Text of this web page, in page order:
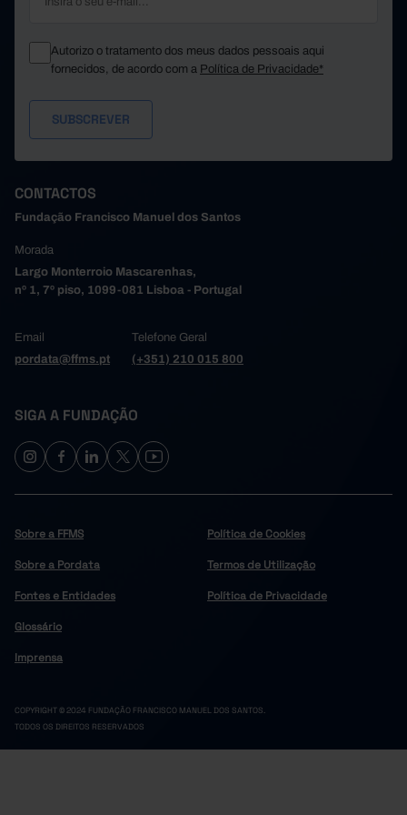
Autorizo o tratamento dos meus dados pessoais aqui
fornecidos, de acordo com a Política de Privacidade*
CONTACTOS
Fundação Francisco Manuel dos Santos
Morada
Largo Monterroio Mascarenhas,
nº 1, 7º piso, 1099-081 Lisboa - Portugal
Email
pordata@ffms.pt
Telefone Geral
(+351) 210 015 800
SIGA A FUNDAÇÃO
Sobre a FFMS
Sobre a Pordata
Fontes e Entidades
Glossário
Imprensa
Política de Cookies
Termos de Utilização
Política de Privacidade
COPYRIGHT © 2024 FUNDAÇÃO FRANCISCO MANUEL DOS SANTOS.
TODOS OS DIREITOS RESERVADOS